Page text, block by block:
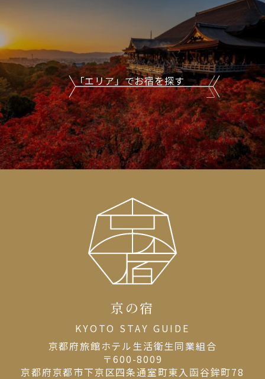
「エリア」でお宿を探す
京の宿
KYOTO STAY GUIDE
京都府旅館ホテル⽣活衛⽣同業組合
〒600-8009
京都府京都市下京区四条通室町東入函谷鉾町78